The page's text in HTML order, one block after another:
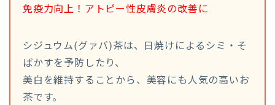
免疫力向上！アトピー性皮膚炎の改善に
シジュウム(グァバ)茶は、日焼けによるシミ・そ
ばかすを予防したり、
美白を維持することから、美容にも人気の高いお
茶です。